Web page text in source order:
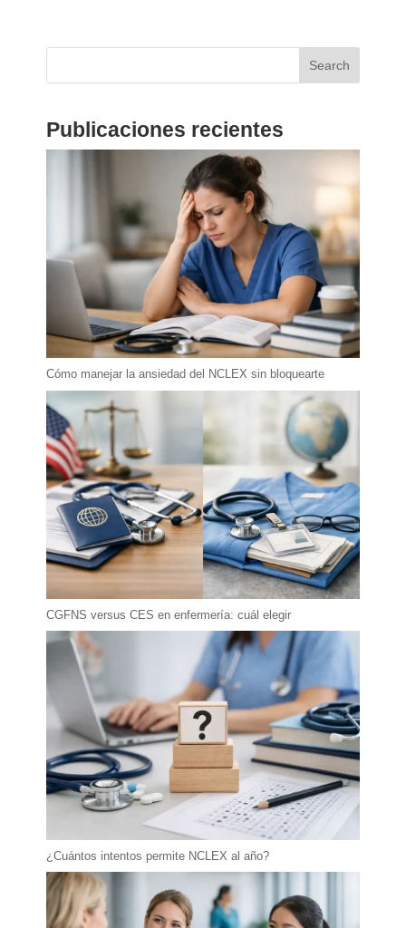
Search
Publicaciones recientes
Cómo manejar la ansiedad del NCLEX sin bloquearte
CGFNS versus CES en enfermería: cuál elegir
¿Cuántos intentos permite NCLEX al año?